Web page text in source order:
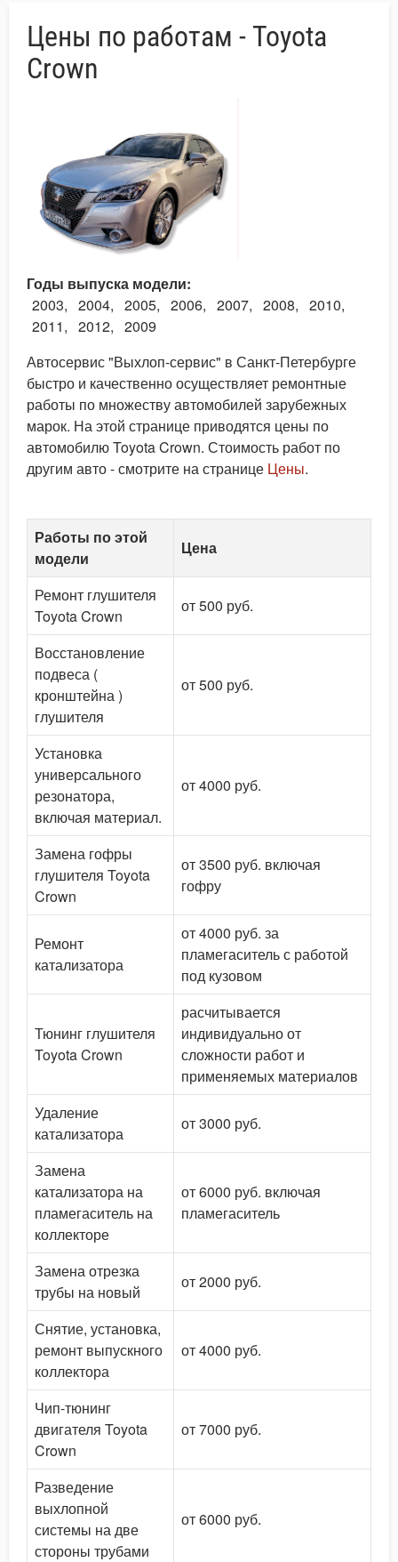
Цены по работам - Toyota
Crown
Годы выпуска модели
2003
2004 2005 2006 2007 2008
2010
2011
2012
2009
Автосервис "Выхлоп-сервис" в Санкт-Петербурге
быстро и качественно осуществляет ремонтные
работы по множеству автомобилей зарубежных
марок. На этой странице приводятся цены по
автомобилю Toyota Crown. Стоимость работ по
другим авто - смотрите на странице Цены.
Работы по этой
модели
Цена
Ремонт глушителя
Toyota Crown
от 500 руб.
Восстановление
подвеса (
кронштейна )
глушителя
от 500 руб.
Установка
универсального
резонатора,
включая материал.
от 4000 руб.
Замена гофры
глушителя Toyota
Crown
от 3500 руб. включая
гофру
Ремонт
катализатора
от 4000 руб. за
пламегаситель с работой
под кузовом
Тюнинг глушителя
Toyota Crown
расчитывается
индивидуально от
сложности работ и
применяемых материалов
Удаление
катализатора
от 3000 руб.
Замена
катализатора на
пламегаситель на
коллекторе
от 6000 руб. включая
пламегаситель
Замена отрезка
трубы на новый
от 2000 руб.
Снятие, установка,
ремонт выпускного
коллектора
от 4000 руб.
Чип-тюнинг
двигателя Toyota
Crown
от 7000 руб.
Разведение
выхлопной
системы на две
стороны трубами
от 6000 руб.